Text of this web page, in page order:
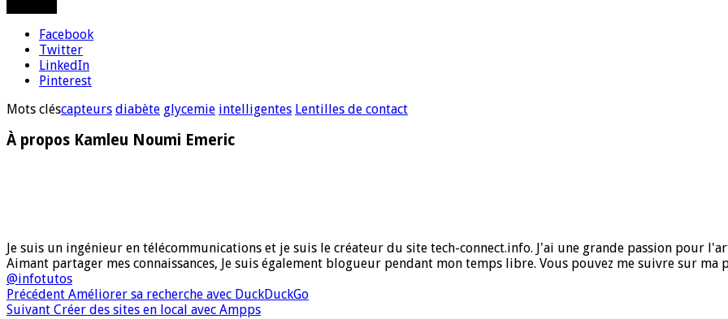
Facebook
Twitter
LinkedIn
Pinterest
Mots cléscapteurs diabète glycemie intelligentes Lentilles de contact
À propos Kamleu Noumi Emeric
Je suis un ingénieur en télécommunications et je suis le créateur du site tech-connect.info. J'ai une grande passion pour
Aimant partager mes connaissances, Je suis également blogueur pendant mon temps libre. Vous pouvez me suivre sur ma
@infotutos
Précédent Améliorer sa recherche avec DuckDuckGo
Suivant Créer des sites en local avec Ampps